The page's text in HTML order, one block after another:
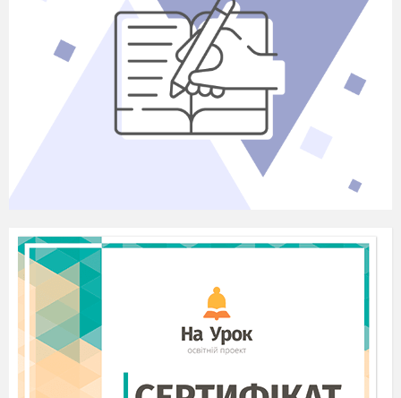
Доброго ранку! Доброго дня!
Хай плещуть долоньки,
Хай тупають ніжки,
Працюють голівки,
І сяють усмішки.
Доброго ранку! Доброго дня!
Бажаєте ви! Бажаю вам я!
Добрий день тому, хто справа.
Ми – одна сім’я.
Руку дай тому, хто зліва.
Руку дай тому, хто справа.
Посміхнись тому, хто зліва.
Посміхнись тому, хто справа.
Ми – одна сім’я.